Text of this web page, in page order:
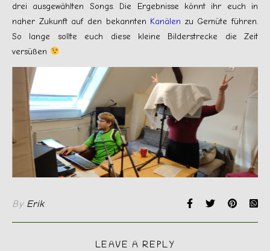
drei ausgewählten Songs. Die Ergebnisse könnt ihr euch in
naher Zukunft auf den bekannten Kanälen zu Gemüte führen.
So lange sollte euch diese kleine Bilderstrecke die Zeit
versüßen
By Erik
LEAVE A REPLY